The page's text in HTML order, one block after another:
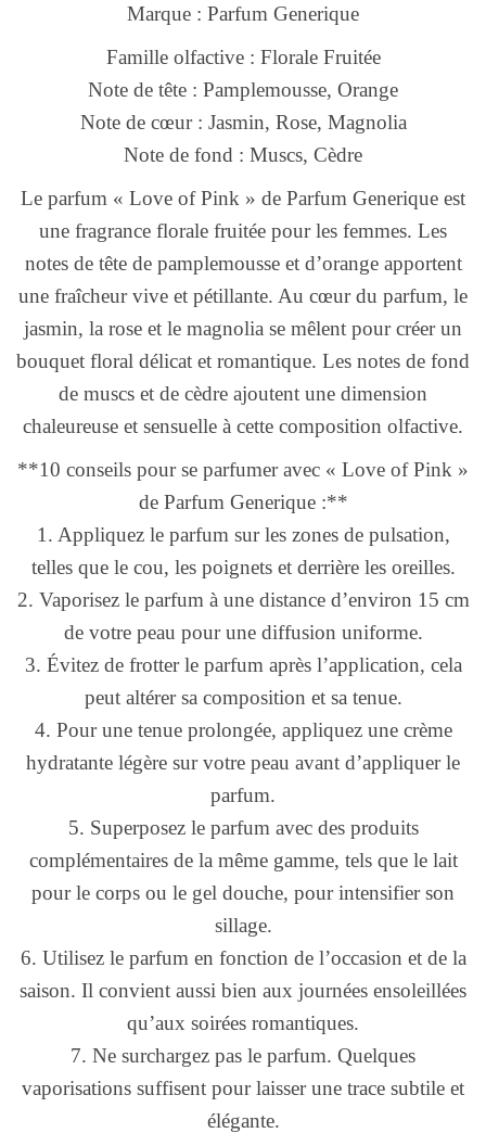
Marque : Parfum Generique
Famille olfactive : Florale Fruitée
Note de tête : Pamplemousse, Orange
Note de cœur : Jasmin, Rose, Magnolia
Note de fond : Muscs, Cèdre
Le parfum « Love of Pink » de Parfum Generique est
une fragrance florale fruitée pour les femmes. Les
notes de tête de pamplemousse et d’orange apportent
une fraîcheur vive et pétillante. Au cœur du parfum, le
jasmin, la rose et le magnolia se mêlent pour créer un
bouquet floral délicat et romantique. Les notes de fond
de muscs et de cèdre ajoutent une dimension
chaleureuse et sensuelle à cette composition olfactive.
**10 conseils pour se parfumer avec « Love of Pink »
de Parfum Generique :**
1. Appliquez le parfum sur les zones de pulsation,
telles que le cou, les poignets et derrière les oreilles.
2. Vaporisez le parfum à une distance d’environ 15 cm
de votre peau pour une diffusion uniforme.
3. Évitez de frotter le parfum après l’application, cela
peut altérer sa composition et sa tenue.
4. Pour une tenue prolongée, appliquez une crème
hydratante légère sur votre peau avant d’appliquer le
parfum.
5. Superposez le parfum avec des produits
complémentaires de la même gamme, tels que le lait
pour le corps ou le gel douche, pour intensifier son
sillage.
6. Utilisez le parfum en fonction de l’occasion et de la
saison. Il convient aussi bien aux journées ensoleillées
qu’aux soirées romantiques.
7. Ne surchargez pas le parfum. Quelques
vaporisations suffisent pour laisser une trace subtile et
élégante.